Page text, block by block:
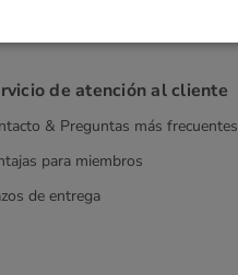
de atención al cliente
& Preguntas más frecuentes
para miembros
de entrega